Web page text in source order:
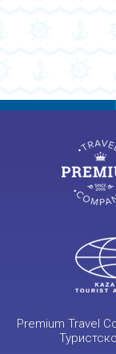
Premium Travel